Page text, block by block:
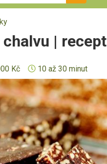
| recept
Kč 10 až 30 minut